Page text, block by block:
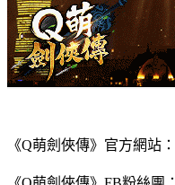
《Q萌劍俠傳》官方網站：